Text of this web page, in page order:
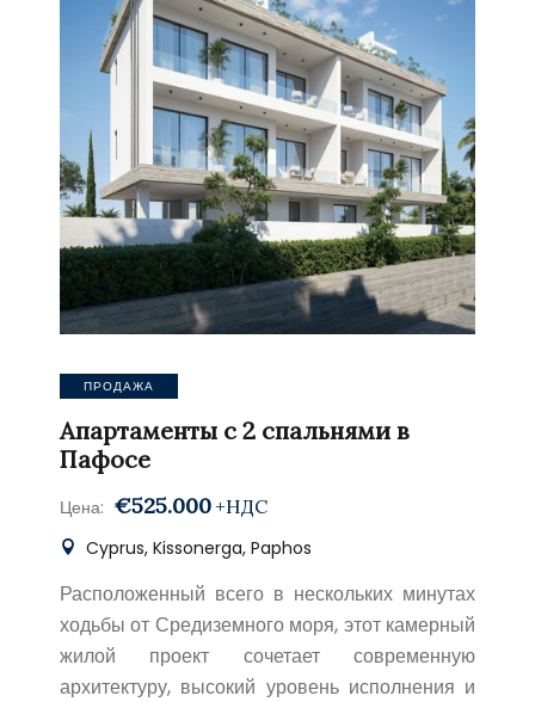
ПРОДАЖА
Апартаменты с 2 спальнями в
Пафосе
Цена: €525.000 +НДС
Cyprus, Kissonerga, Paphos
Расположенный всего в нескольких минутах
ходьбы от Средиземного моря, этот камерный
жилой проект сочетает современную
архитектуру, высокий уровень исполнения и